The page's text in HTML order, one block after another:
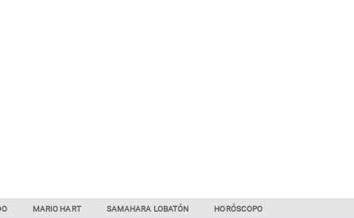
MARIO HART SAMAHARA LOBATÓN HORÓSCOPO